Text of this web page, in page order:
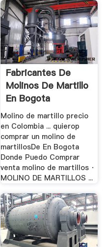
Fabricantes De
Molinos De Martillo
En Bogota
Molino de martillo precio
en Colombia ... quierop
comprar un molino de
martillosDe En Bogota
Donde Puedo Comprar
venta molino de martillos ·
MOLINO DE MARTILLOS ...